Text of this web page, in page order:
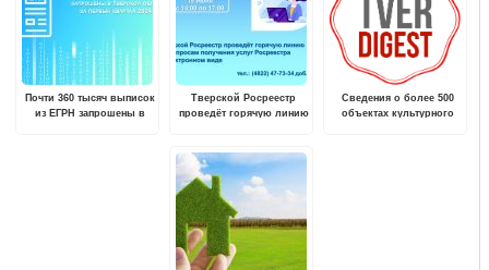
Почти 360 тысяч выписок
из ЕГРН запрошены в
Тверской Росреестр
проведёт горячую линию
электронном виде
Сведения о более 500
объектах культурного